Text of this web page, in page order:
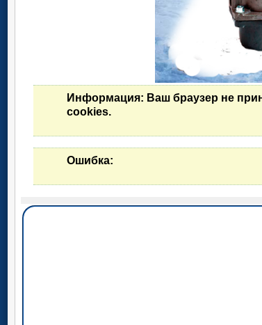
Информация: Ваш браузер не
cookies.
Ошибка: